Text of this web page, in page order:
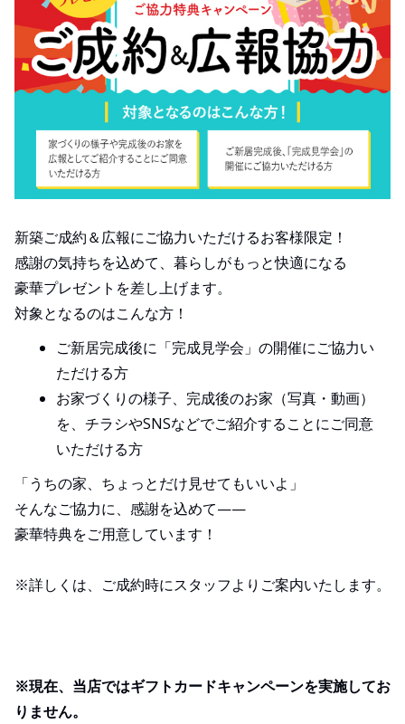
新築ご成約＆広報にご協力いただけるお客様限定！
感謝の気持ちを込めて、暮らしがもっと快適になる
豪華プレゼントを差し上げます。
対象となるのはこんな方！
ご新居完成後に「完成見学会」の開催にご協力い
ただける方
お家づくりの様子、完成後のお家（写真・動画）
を、チラシやSNSなどでご紹介することにご同意
いただける方
「うちの家、ちょっとだけ見せてもいいよ」
そんなご協力に、感謝を込めて——
豪華特典をご用意しています！
※詳しくは、ご成約時にスタッフよりご案内いたします。
※現在、当店ではギフトカードキャンペーンを実施してお
りません。